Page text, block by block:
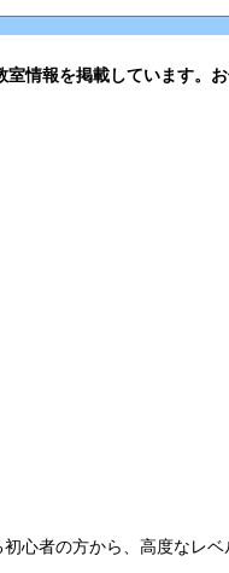
情報を掲載しています。
心者の方から、高度なレ